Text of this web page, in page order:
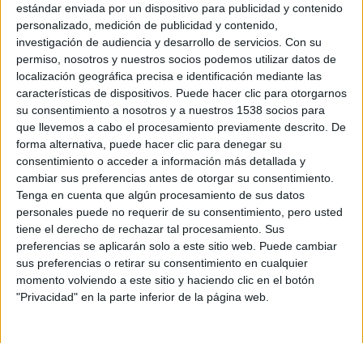
estándar enviada por un dispositivo para publicidad y contenido
personalizado, medición de publicidad y contenido,
investigación de audiencia y desarrollo de servicios. Con su
permiso, nosotros y nuestros socios podemos utilizar datos de
localización geográfica precisa e identificación mediante las
características de dispositivos. Puede hacer clic para otorgarnos
su consentimiento a nosotros y a nuestros 1538 socios para
que llevemos a cabo el procesamiento previamente descrito. De
forma alternativa, puede hacer clic para denegar su
consentimiento o acceder a información más detallada y
cambiar sus preferencias antes de otorgar su consentimiento.
Tenga en cuenta que algún procesamiento de sus datos
personales puede no requerir de su consentimiento, pero usted
tiene el derecho de rechazar tal procesamiento. Sus
preferencias se aplicarán solo a este sitio web. Puede cambiar
sus preferencias o retirar su consentimiento en cualquier
momento volviendo a este sitio y haciendo clic en el botón
"Privacidad" en la parte inferior de la página web.
© − Todos los derechos reservados